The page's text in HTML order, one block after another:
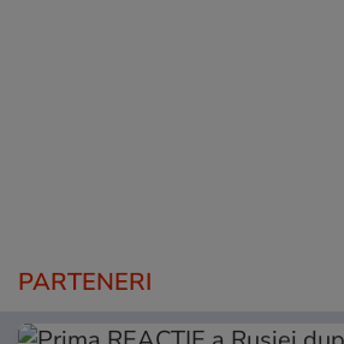
PARTENERI